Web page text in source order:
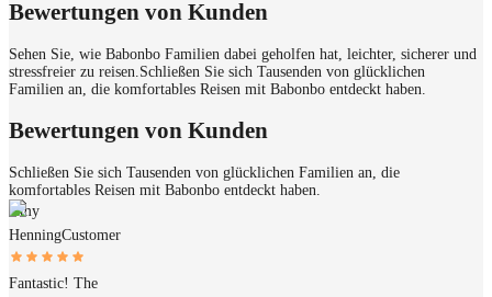
Bewertungen von Kunden
Sehen Sie, wie Babonbo Familien dabei geholfen hat, leichter, sicherer und
stressfreier zu reisen. Schließen Sie sich Tausenden von glücklichen
Familien an, die komfortables Reisen mit Babonbo entdeckt haben.
Bewertungen von Kunden
Schließen Sie sich Tausenden von glücklichen Familien an, die
komfortables Reisen mit Babonbo entdeckt haben.
Amy
HenningCustomer
Fantastic! The